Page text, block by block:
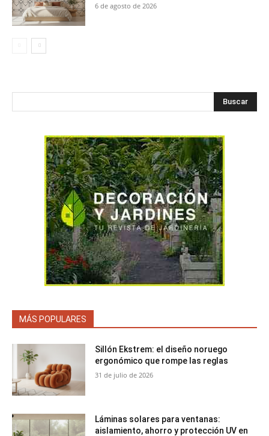
6 de agosto de 2026
Buscar
MÁS POPULARES
Sillón Ekstrem: el diseño noruego
ergonómico que rompe las reglas
31 de julio de 2026
Láminas solares para ventanas:
aislamiento, ahorro y protección UV en